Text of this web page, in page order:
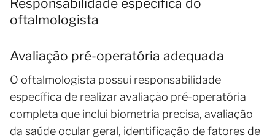
Responsabilidade específica do
oftalmologista
Avaliação pré-operatória adequada
O oftalmologista possui responsabilidade
específica de realizar avaliação pré-operatória
completa que inclui biometria precisa, avaliação
da saúde ocular geral, identificação de fatores de